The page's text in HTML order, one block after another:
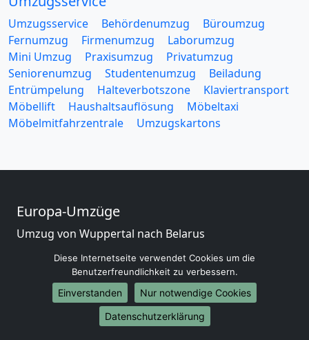
Umzugsservice Behördenumzug
Büroumzug
Fernumzug
Firmenumzug
Laborumzug
Mini Umzug
Praxisumzug
Privatumzug
Seniorenumzug
Studentenumzug
Beiladung
Entrümpelung
Halteverbotszone
Klaviertransport
Möbellift
Haushaltsauflösung
Möbeltaxi
Möbelmitfahrzentrale
Umzugskartons
Europa-Umzüge
Umzug von Wuppertal nach Belarus
Umzug von Wuppertal nach Bulgarien
Umzug von Wuppertal nach Dänemark
Umzug von Wuppertal nach England
Umzug von Wuppertal nach Portugal
Diese Internetseite verwendet Cookies um die
Benutzerfreundlichkeit zu verbessern.
Einverstanden
Nur notwendige Cookies
Datenschutzerklärung